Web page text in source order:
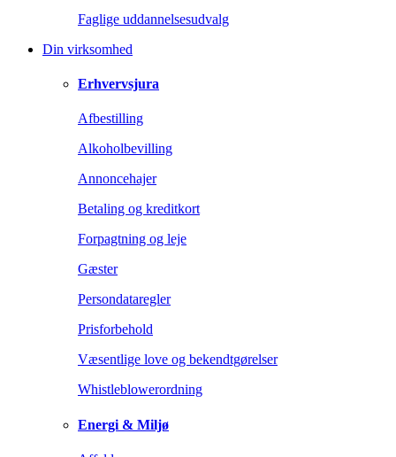
Faglige uddannelsesudvalg
Din virksomhed
Erhvervsjura
Afbestilling
Alkoholbevilling
Annoncehajer
Betaling og kreditkort
Forpagtning og leje
Gæster
Persondataregler
Prisforbehold
Væsentlige love og bekendtgørelser
Whistleblowerordning
Energi & Miljø